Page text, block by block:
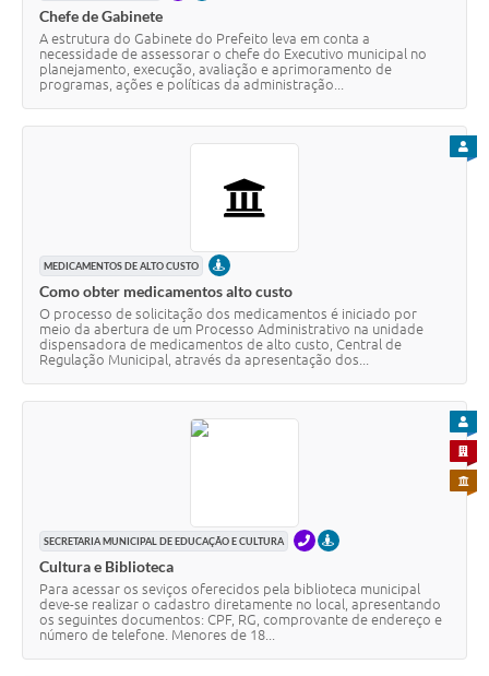
Chefe de Gabinete
A estrutura do Gabinete do Prefeito leva em conta a
necessidade de assessorar o chefe do Executivo municipal no
planejamento, execução, avaliação e aprimoramento de
programas, ações e políticas da administração...
MEDICAMENTOS DE ALTO CUSTO PRESENCIAL
Como obter medicamentos alto custo
O processo de solicitação dos medicamentos é iniciado por
meio da abertura de um Processo Administrativo na unidade
dispensadora de medicamentos de alto custo, Central de
Regulação Municipal, através da apresentação dos...
SECRETARIA MUNICIPAL DE EDUCAÇÃO E CULTURA TELEFONEPRESENCIAL
Cultura e Biblioteca
Para acessar os seviços oferecidos pela biblioteca municipal
deve-se realizar o cadastro diretamente no local, apresentando
os seguintes documentos: CPF, RG, comprovante de endereço e
número de telefone. Menores de 18...
PARA
PARA